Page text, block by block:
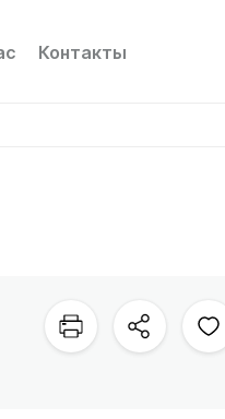
Контакты